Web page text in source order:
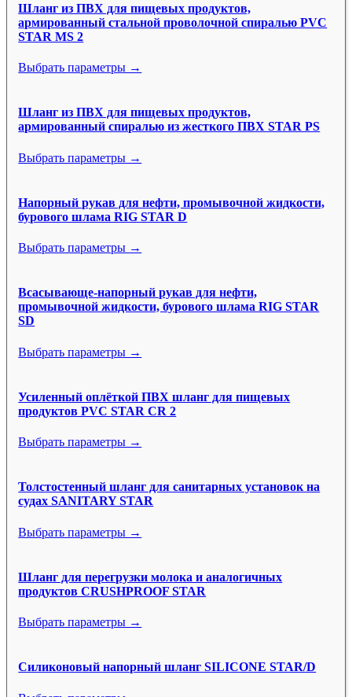
Шланг из ПВХ для пищевых продуктов,
армированный стальной проволочной спиралью PVC
STAR MS 2
Выбрать параметры →
Шланг из ПВХ для пищевых продуктов,
армированный спиралью из жесткого ПВХ STAR PS
Выбрать параметры →
Напорный рукав для нефти, промывочной жидкости,
бурового шлама RIG STAR D
Выбрать параметры →
Всасывающе-напорный рукав для нефти,
промывочной жидкости, бурового шлама RIG STAR
SD
Выбрать параметры →
Усиленный оплёткой ПВХ шланг для пищевых
продуктов PVC STAR CR 2
Выбрать параметры →
Толстостенный шланг для санитарных установок на
судах SANITARY STAR
Выбрать параметры →
Шланг для перегрузки молока и аналогичных
продуктов CRUSHPROOF STAR
Выбрать параметры →
Силиконовый напорный шланг SILICONE STAR/D